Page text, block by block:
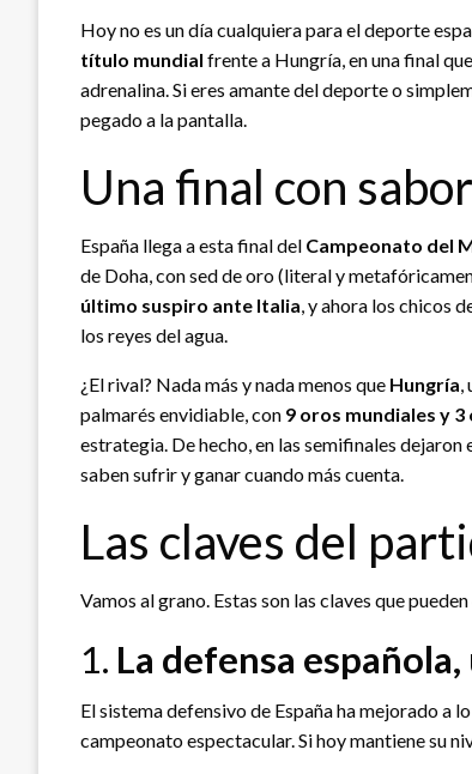
Hoy no es un día cualquiera para el deporte
título mundial frente a Hungría, en una final
adrenalina. Si eres amante del deporte o
pegado a la pantalla.
Una final con
España llega a esta final del Campeonato del
de Doha, con sed de oro (literal y
último suspiro ante Italia, y ahora los chicos
los reyes del agua.
¿El rival? Nada más y nada menos que Hungría,
palmarés envidiable, con 9 oros mundiales y
estrategia. De hecho, en las semifinales dejaron
saben sufrir y ganar cuando más cuenta.
Las claves del
Vamos al grano. Estas son las claves que
1. La defensa
El sistema defensivo de España ha mejorado a
campeonato espectacular. Si hoy mantiene su